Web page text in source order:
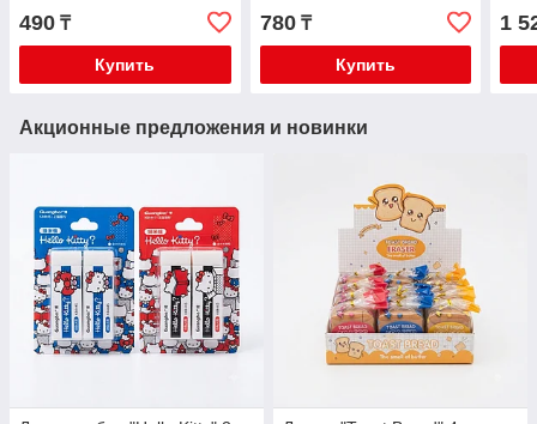
490 ₸
Купить
BM4126
780₸
Купить
1
Акционные предложения и новинки